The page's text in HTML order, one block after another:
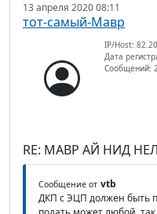
13 апреля 2020 08:11
тот-самый-Мавр
IP/Host:
Дата
Сообщений:
RE: МАВР АЙ НИД
Сообщение от vtb
ДКП с ЭЦП должен быть